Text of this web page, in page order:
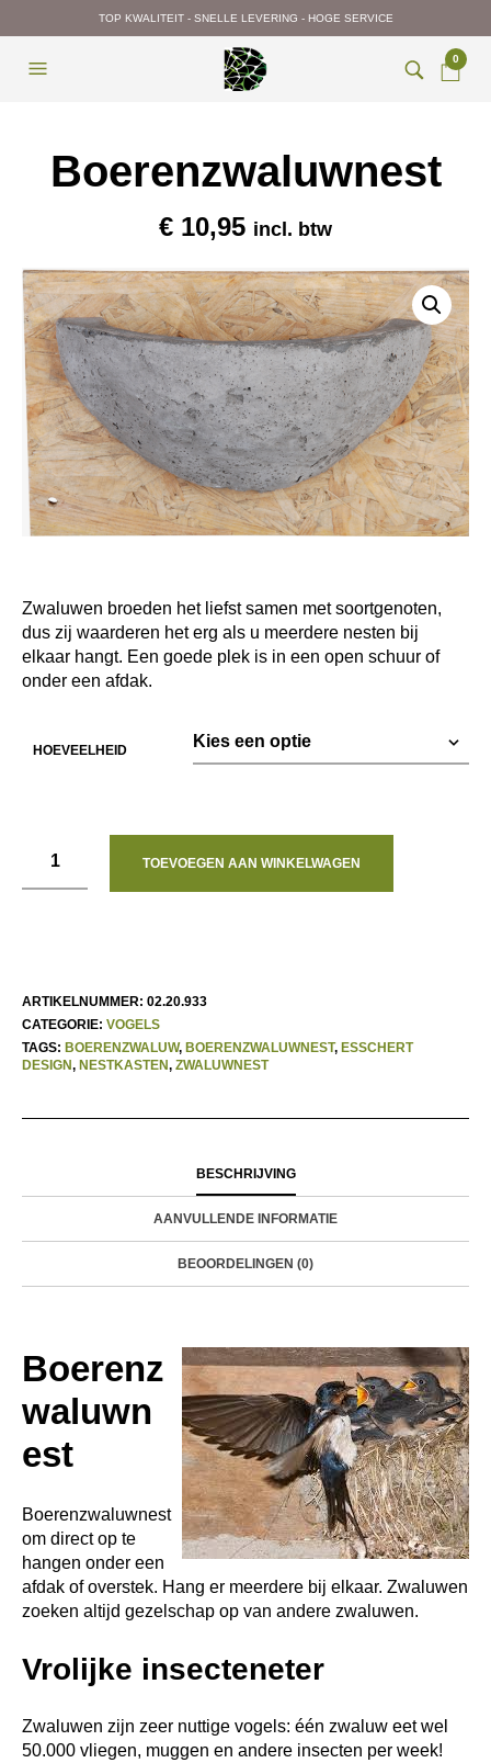
TOP KWALITEIT - SNELLE LEVERING - HOGE SERVICE
0
Boerenzwaluwnest
€ 10,95 incl. btw
Zwaluwen broeden het liefst samen met soortgenoten,
dus zij waarderen het erg als u meerdere nesten bij
elkaar hangt. Een goede plek is in een open schuur of
onder een afdak.
HOEVEELHEID
TOEVOEGEN AAN WINKELWAGEN
ARTIKELNUMMER: 02.20.933
CATEGORIE: VOGELS
TAGS: BOERENZWALUW, BOERENZWALUWNEST, ESSCHERT
DESIGN, NESTKASTEN, ZWALUWNEST
BESCHRIJVING
AANVULLENDE INFORMATIE
BEOORDELINGEN (0)
Boerenz
waluwn
est
Boerenzwaluwnest
om direct op te
hangen onder een
afdak of overstek. Hang er meerdere bij elkaar. Zwaluwen
zoeken altijd gezelschap op van andere zwaluwen.
Vrolijke insecteneter
Zwaluwen zijn zeer nuttige vogels: één zwaluw eet wel
50.000 vliegen, muggen en andere insecten per week!